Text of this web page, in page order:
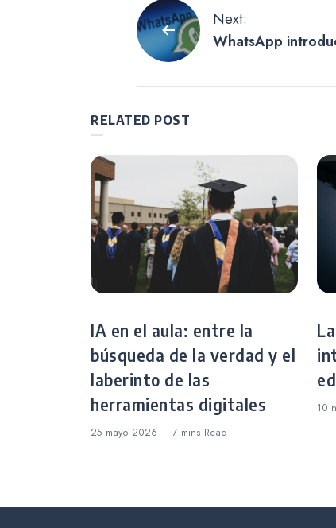
Navegación
de
entradas
Next:
WhatsApp
la nueva función
RELATED POST
IA en el aula: entre la
búsqueda de la verdad y el
laberinto de las
herramientas digitales
25 mayo 2026 7 mins Read
10